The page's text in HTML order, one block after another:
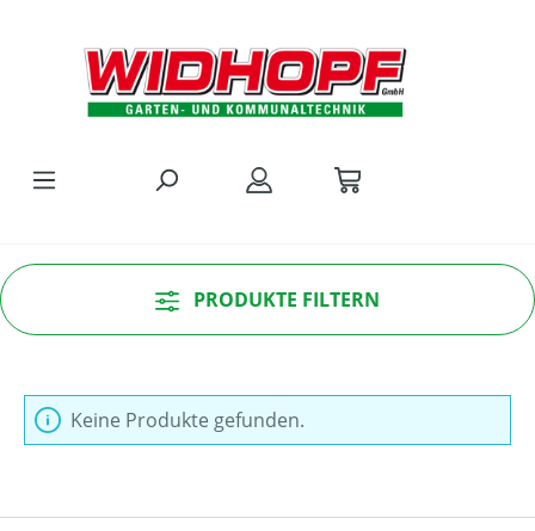
PRODUKTE FILTERN
Keine Produkte gefunden.